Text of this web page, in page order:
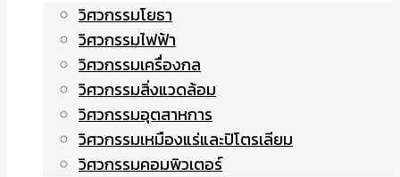
วิศวกรรมโยธา
วิศวกรรมไฟฟ้า
วิศวกรรมเครื่องกล
วิศวกรรมสิ่งแวดล้อม
วิศวกรรมอุตสาหการ
วิศวกรรมเหมืองแร่และปิโตรเลียม
วิศวกรรมคอมพิวเตอร์